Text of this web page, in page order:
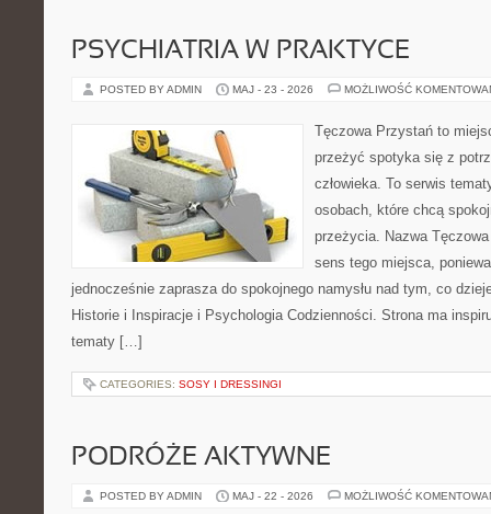
PSYCHIATRIA W PRAKTYCE
POSTED BY ADMIN MAJ - 23 - 2026 MOŻLIWOŚĆ
Tęczowa Przystań to
przeżyć spotyka się z
człowieka. To serwis
osobach, które chcą
przeżycia. Nazwa
sens tego miejsca,
jednocześnie zaprasza do spokojnego namysłu nad tym, co
Historie i Inspiracje i Psychologia Codzienności. Strona ma
tematy […]
CATEGORIES: SOSY I DRESSINGI
PODRÓŻE AKTYWNE
POSTED BY ADMIN MAJ - 22 - 2026 MOŻLIWOŚĆ